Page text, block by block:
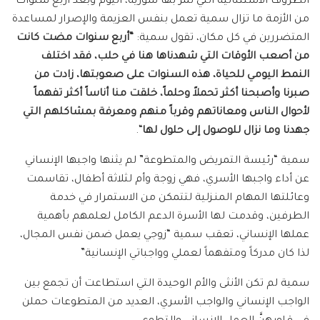
من الأزمة ما تزال سمية تعمل بنفس العزيمة والإصرار لمساعدة
المتضررين في كل مكان، تقول سمية:
“أربع سنوات مضت كانت
من أصعب الأوقات التي شهدناها هنا في حلب، فقد اختلف
النمط اليومي للحياة، هذه السنوات على صعوبتها، زادت من
صبرنا وأصبحنا أكثر تحملاً وحلماً، خلقت منا أناساً أكثر تفهماً
لأحوال الناس ومعاناتهم وقرباً منهم ومعرفة بمشاكلهم التي
جهدنا وما نزال للوصول إلى حلول لها “.
سمية “رئيسة التمريض والمتطوعة” لم يثنها واجبها الإنساني
عن أداء واجبها الأسري، فهي زوجة وأم لثلاثة أطفال، تقاسمت
وعائلتها المهام المنـزلية لتتمكن من الاستمرار في خدمة
الطرفين، وقدمت لها الأسرة الدعم الكامل لعلمهم بأهمية
عملها الإنساني، تعقب سمية “زوجي يعمل ضمن نفس المجال،
لذا كان مدركاً ومتفهماً لعملي وواجباتي الإنسانية”
سمية لم تكن الأنثى والأم الوحيدة التي استطاعت أن تجمع بين
الواجب الإنساني والواجب الأسري، العديد من المتطوعات حملن